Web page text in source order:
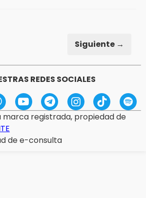
Siguiente →
REDES SOCIALES
marca registrada, propiedad de
de e-consulta